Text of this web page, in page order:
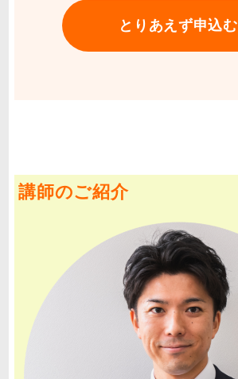
とりあえず申込む
講師のご紹介